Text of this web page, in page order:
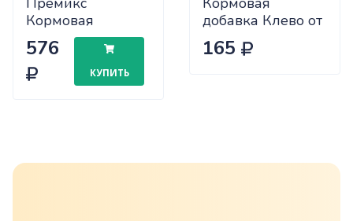
Кормовая
добавка Здравур
Несушка
"ВашеХозяйство",
для домашних
576
КУПИТЬ
добавка Клево от
расклева для
птицы 500г, 9
165